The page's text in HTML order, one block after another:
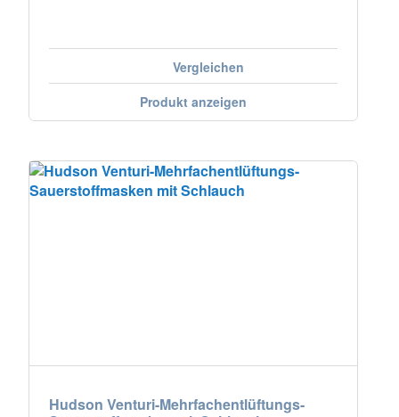
Vergleichen
Produkt anzeigen
Hudson Venturi-Mehrfachentlüftungs-